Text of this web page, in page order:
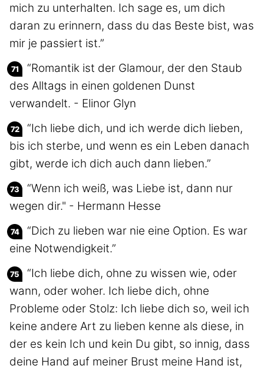
mich zu unterhalten. Ich sage es, um dich
daran zu erinnern, dass du das Beste bist, was
mir je passiert ist.”
“Romantik ist der Glamour, der den Staub
des Alltags in einen goldenen Dunst
verwandelt. - Elinor Glyn
“Ich liebe dich, und ich werde dich lieben,
bis ich sterbe, und wenn es ein Leben danach
gibt, werde ich dich auch dann lieben.”
“Wenn ich weiß, was Liebe ist, dann nur
wegen dir." - Hermann Hesse
“Dich zu lieben war nie eine Option. Es war
eine Notwendigkeit.”
“Ich liebe dich, ohne zu wissen wie, oder
wann, oder woher. Ich liebe dich, ohne
Probleme oder Stolz: Ich liebe dich so, weil ich
keine andere Art zu lieben kenne als diese, in
der es kein Ich und kein Du gibt, so innig, dass
deine Hand auf meiner Brust meine Hand ist,